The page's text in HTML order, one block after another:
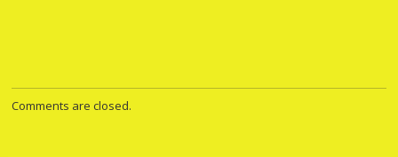
Comments are closed.